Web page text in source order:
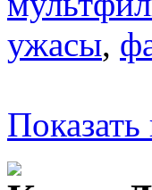
ужасы,
Показать